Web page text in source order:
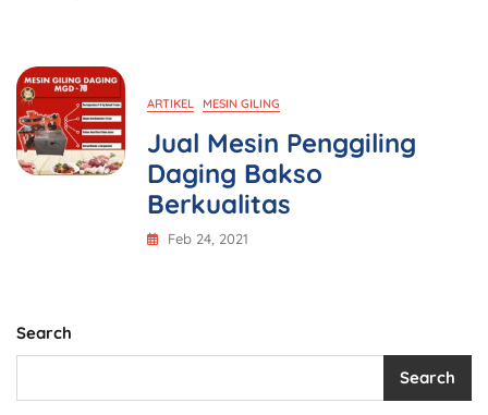
ARTIKEL MESIN GILING
Jual Mesin Penggiling
Daging Bakso
Berkualitas
Feb 24, 2021
Search
Search